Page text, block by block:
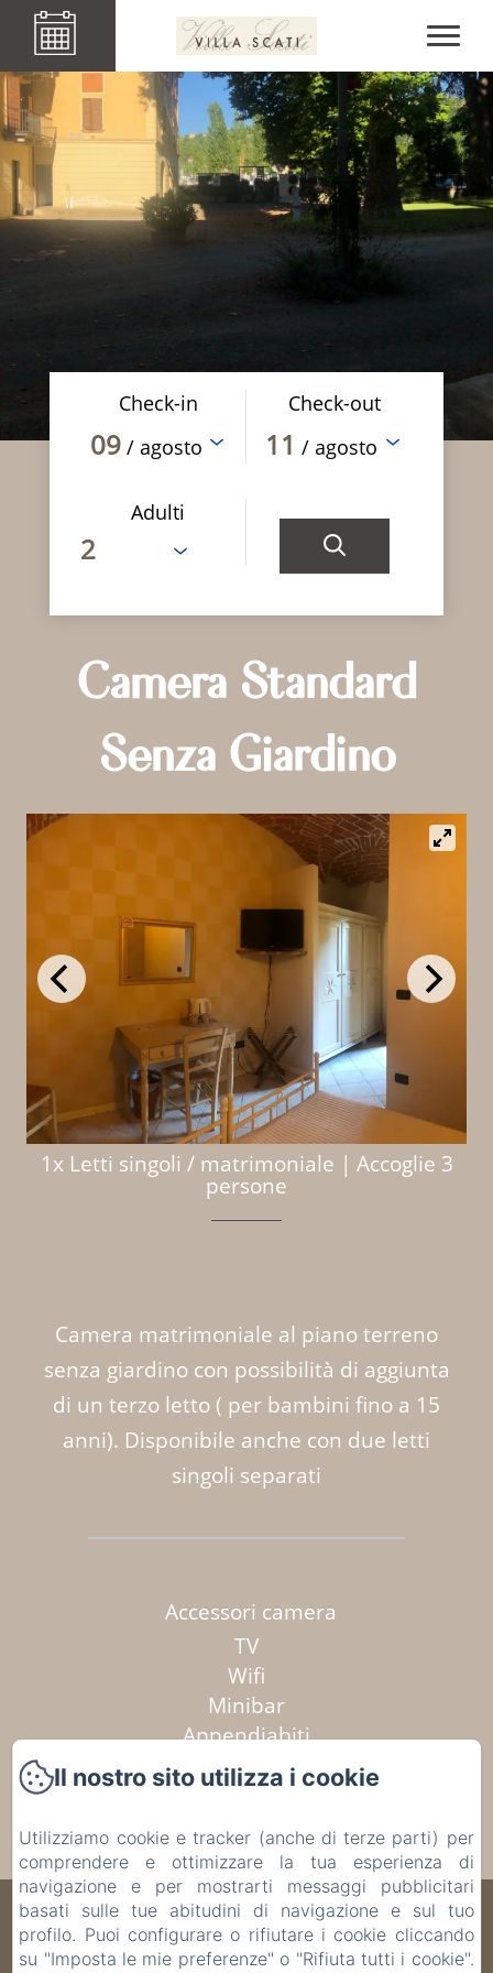
Check-in
09 / agosto
Check-out
11 / agosto
Adulti
Camera Standard
Senza Giardino
1x Letti singoli / matrimoniale | Accoglie 3
persone
Camera matrimoniale al piano terreno
senza giardino con possibilità di aggiunta
di un terzo letto ( per bambini fino a 15
anni). Disponibile anche con due letti
singoli separati
Accessori camera
TV
Wifi
Minibar
Appendiabiti
Aria condizionata
Cassaforte
Vedi tutti i servizi
Villa Scati
Il nostro sito utilizza i cookie
Utilizziamo cookie e tracker (anche di terze parti) per
comprendere e ottimizzare la tua esperienza di
navigazione e per mostrarti messaggi pubblicitari
basati sulle tue abitudini di navigazione e sul tuo
profilo. Puoi configurare o rifiutare i cookie cliccando
su "Imposta le mie preferenze" o "Rifiuta tutti i cookie".